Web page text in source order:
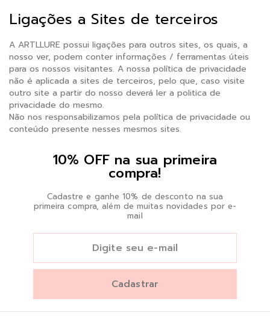
Ligações a Sites de terceiros
A ARTLLURE possui ligações para outros sites, os quais, a
nosso ver, podem conter informações / ferramentas úteis
para os nossos visitantes. A nossa política de privacidade
não é aplicada a sites de terceiros, pelo que, caso visite
outro site a partir do nosso deverá ler a politica de
privacidade do mesmo.
Não nos responsabilizamos pela política de privacidade ou
conteúdo presente nesses mesmos sites.
10% OFF na sua primeira
compra!
Cadastre e ganhe 10% de desconto na sua
primeira compra, além de muitas novidades por e-
mail